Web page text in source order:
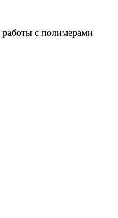
работы с полимерами